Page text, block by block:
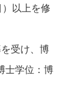
以上を修
受け、博
士学位：博